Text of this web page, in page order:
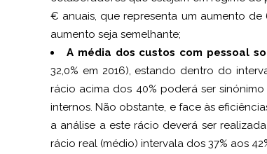
€ anuais, que representa um aumento
aumento seja semelhante;
A média dos custos com pessoal
32,0% em 2016), estando dentro do
rácio acima dos 40% poderá ser
internos. Não obstante, e face às
a análise a este rácio deverá ser
rácio real (médio) intervala dos 37% aos